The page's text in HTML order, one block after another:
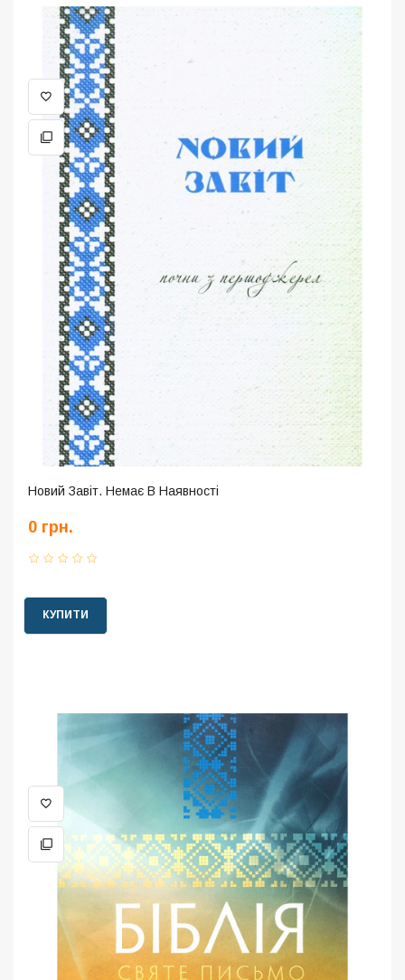
Новий Завіт. Немає В Наявності
0 грн.
КУПИТИ